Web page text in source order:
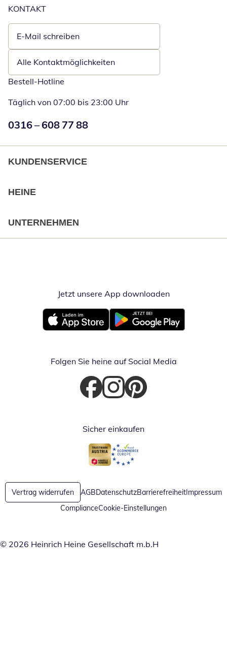
KONTAKT
E-Mail schreiben
Öffnet E-Mail-Client
Alle Kontaktmöglichkeiten
Bestell-Hotline
Täglich von 07:00 bis 23:00 Uhr
Numéro de téléphone:
0316 – 608 77 88
KUNDENSERVICE
HEINE
UNTERNEHMEN
Jetzt unsere App downloadenÖffnet in
Öffnet in neuem FensterÖffnet in neuem Fenster
Folgen Sie heine auf Social Media
Öffnet in neuem Fenster
Öffnet in neuem Fenster
Öffnet in neuem Fenster
Sicher einkaufen
Öffnet in neuem Fenster
Öffnet in neuem Fenster
Vertrag widerrufen AGBDatenschutzBarrierefreiheitImpressum
ComplianceCookie-Einstellungen
© 2026 Heinrich Heine Gesellschaft m.b.H